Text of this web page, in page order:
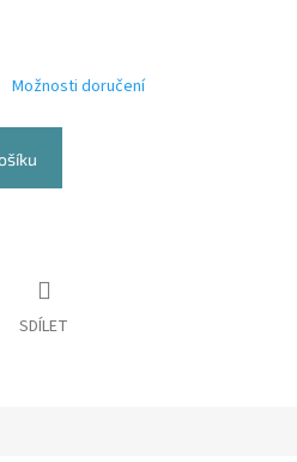
Možnosti doručení
SDÍLET